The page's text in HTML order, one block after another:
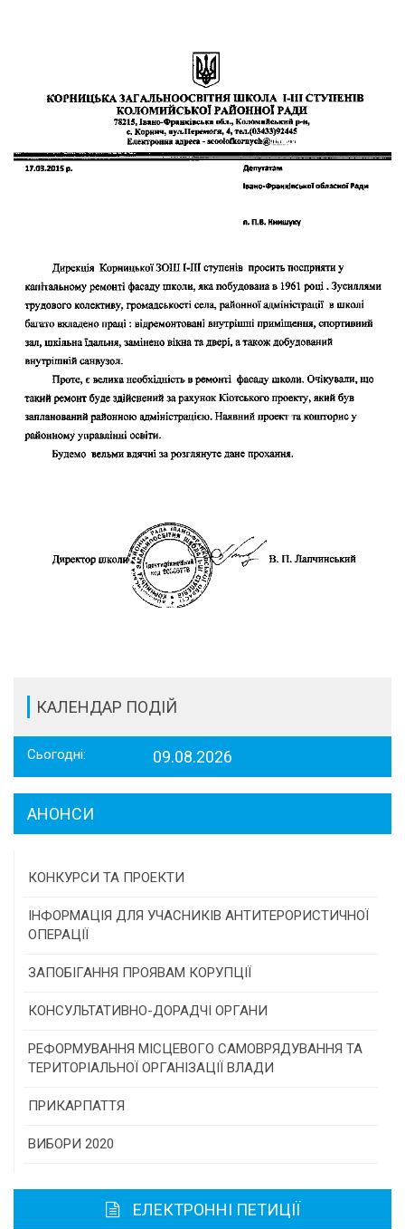
КАЛЕНДАР ПОДІЙ
Сьогодні: 09.08.2026
АНОНСИ
КОНКУРСИ ТА ПРОЕКТИ
Конкурс проектів та програм місцевого
самоврядування
Конкурс інститутів громадянського суспільства
Програми/конкурси МТД
ІНФОРМАЦІЯ ДЛЯ УЧАСНИКІВ АНТИТЕРОРИСТИЧНОЇ
ОПЕРАЦІЇ
ЗАПОБІГАННЯ ПРОЯВАМ КОРУПЦІЇ
КОНСУЛЬТАТИВНО-ДОРАДЧІ ОРГАНИ
Консультативна рада
РЕФОРМУВАННЯ МІСЦЕВОГО САМОВРЯДУВАННЯ ТА
ТЕРИТОРІАЛЬНОЇ ОРГАНІЗАЦІЇ ВЛАДИ
ПРИКАРПАТТЯ
Історична довідка
Районні, міські ради
ВИБОРИ 2020
ЕЛЕКТРОННІ ПЕТИЦІЇ